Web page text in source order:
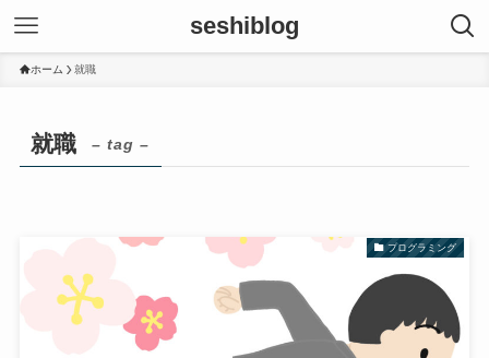
seshiblog
ホーム 就職
就職 – tag –
プログラミング